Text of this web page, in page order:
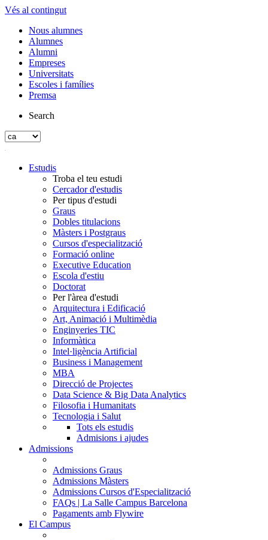
Vés al contingut
Nous alumnes
Alumnes
Alumni
Empreses
Universitats
Escoles i famílies
Premsa
Search
Estudis
Troba el teu estudi
Cercador d'estudis
Per tipus d'estudi
Graus
Dobles titulacions
Màsters i Postgraus
Cursos d'especialització
Formació online
Executive Education
Escola d'estiu
Doctorat
Per l'àrea d'estudi
Arquitectura i Edificació
Art, Animació i Multimèdia
Enginyeries TIC
Informàtica
Intel·ligència Artificial
Business i Management
MBA
Direcció de Projectes
Data Science & Big Data Analytics
Filosofia i Humanitats
Tecnologia i Salut
Tots els estudis
Admisions i ajudes
Admissions
Admissions Graus
Admissions Màsters
Admissions Cursos d'Especialització
FAQs | La Salle Campus Barcelona
Pagaments amb Flywire
El Campus